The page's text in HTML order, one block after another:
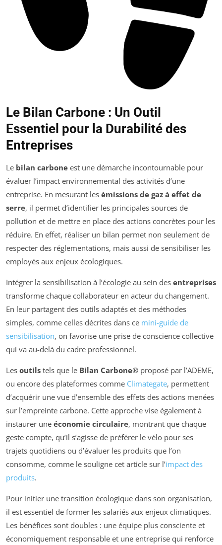
Le Bilan Carbone : Un Outil
Essentiel pour la Durabilité des
Entreprises
Le bilan carbone est une démarche incontournable pour
évaluer l’impact environnemental des activités d’une
entreprise. En mesurant les émissions de gaz à effet de
serre, il permet d’identifier les principales sources de
pollution et de mettre en place des actions concrètes pour les
réduire. En effet, réaliser un bilan permet non seulement de
respecter des réglementations, mais aussi de sensibiliser les
employés aux enjeux écologiques.
Intégrer la sensibilisation à l’écologie au sein des entreprises
transforme chaque collaborateur en acteur du changement.
En leur partagent des outils adaptés et des méthodes
simples, comme celles décrites dans ce mini-guide de
sensibilisation, on favorise une prise de conscience collective
qui va au-delà du cadre professionnel.
Les outils tels que le Bilan Carbone® proposé par l’ADEME,
ou encore des plateformes comme Climategate, permettent
d’acquérir une vue d’ensemble des effets des actions menées
sur l’empreinte carbone. Cette approche vise également à
instaurer une économie circulaire, montrant que chaque
geste compte, qu’il s’agisse de préférer le vélo pour ses
trajets quotidiens ou d’évaluer les produits que l’on
consomme, comme le souligne cet article sur l’impact des
produits.
Pour initier une transition écologique dans son organisation,
il est essentiel de former les salariés aux enjeux climatiques.
Les bénéfices sont doubles : une équipe plus consciente et
économiquement responsable et une entreprise qui renforce